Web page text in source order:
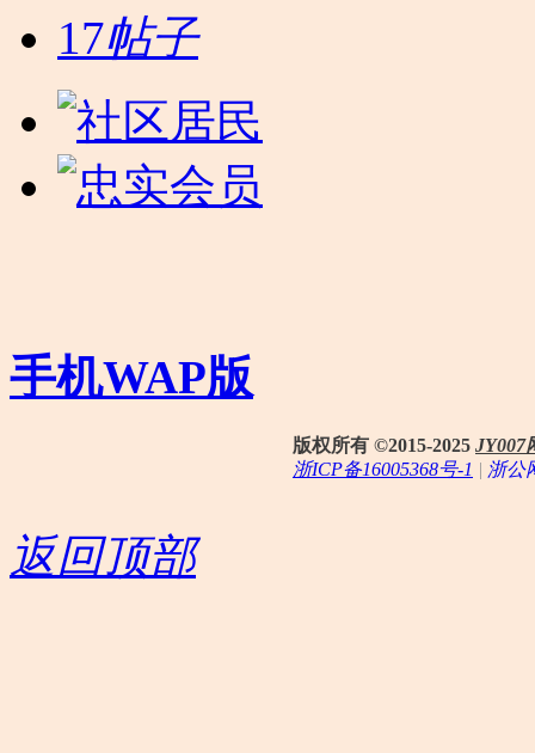
17帖子
手机WAP版
版权所有 ©2015-2025 JY007
浙ICP备16005368号-1 | 浙公
返回顶部